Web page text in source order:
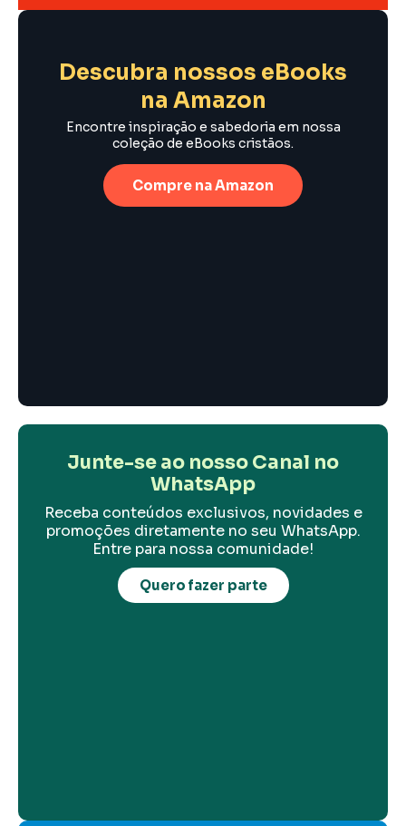
Descubra nossos eBooks
na Amazon
Encontre inspiração e sabedoria em nossa
coleção de eBooks cristãos.
Compre na Amazon
Junte-se ao nosso Canal no
WhatsApp
Receba conteúdos exclusivos, novidades e
promoções diretamente no seu WhatsApp.
Entre para nossa comunidade!
Quero fazer parte